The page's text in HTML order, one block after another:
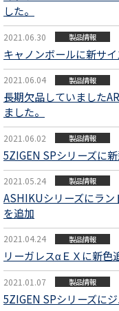
した。
2021.06.30 製品情報
キャノンボールに新サイ
2021.06.04 製品情報
長期欠品していました
ました。
2021.06.02 製品情報
5ZIGEN SPシリーズに
2021.05.24 製品情報
ASHIKUシリーズにラ
を追加
2021.04.24 製品情報
リーガレスαＥＸに新色
2021.01.07 製品情報
5ZIGEN SPシリーズに